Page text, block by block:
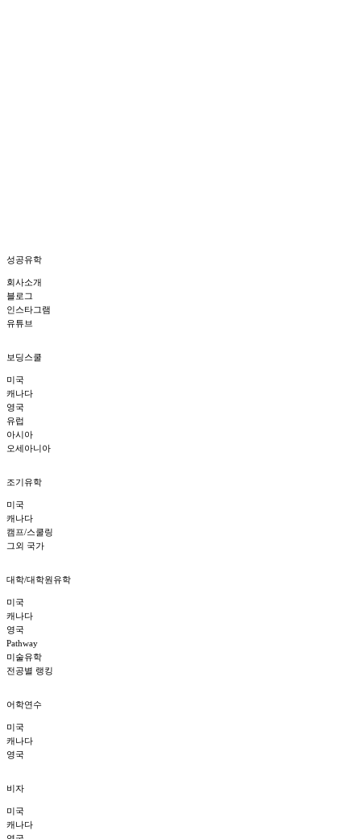
성공유학
회사소개
블로그
인스타그램
유튜브
보딩스쿨
미국
캐나다
영국
유럽
아시아
오세아니아
조기유학
미국
캐나다
캠프/스쿨링
그외 국가
대학/대학원유학
미국
캐나다
영국
Pathway
미술유학
전공별 랭킹
어학연수
미국
캐나다
영국
비자
미국
캐나다